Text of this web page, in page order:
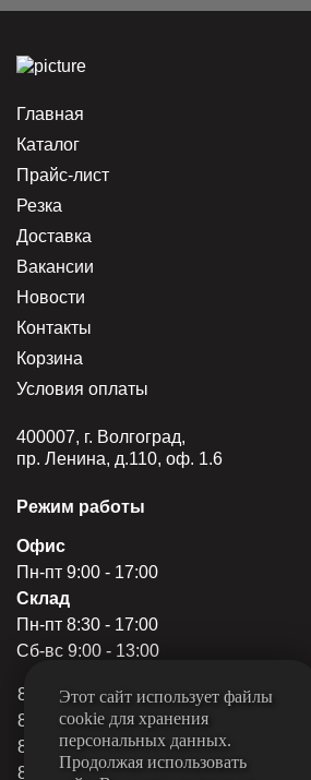
Главная
Каталог
Прайс-лист
Резка
Доставка
Вакансии
Новости
Контакты
Корзина
Условия оплаты
400007, г. Волгоград,
пр. Ленина, д.110, оф. 1.6
Режим работы
Офис
Пн-пт 9:00 - 17:00
Склад
Пн-пт 8:30 - 17:00
Сб-вс 9:00 - 13:00
8 (844) 249-22-78
8 (844) 249-22-79
8 (844) 249-31-80
8 (962) 760-15-11
Этот сайт использует файлы
cookie для хранения
персональных данных.
Продолжая использовать